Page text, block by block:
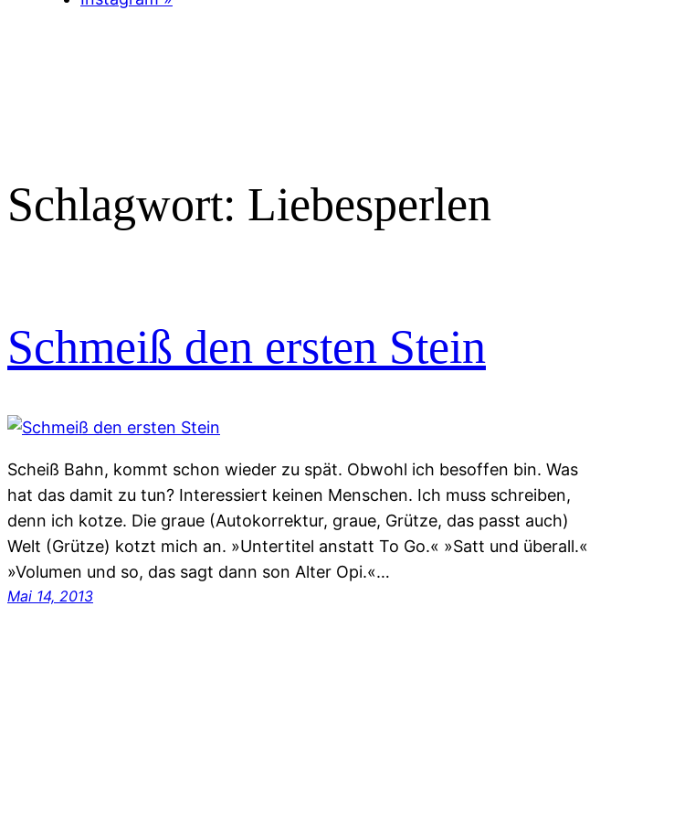
Schlagwort: Liebesperlen
Schmeiß den ersten Stein
Scheiß Bahn, kommt schon wieder zu spät. Obwohl ich besoffen bin. Was
hat das damit zu tun? Interessiert keinen Menschen. Ich muss schreiben,
denn ich kotze. Die graue (Autokorrektur, graue, Grütze, das passt auch)
Welt (Grütze) kotzt mich an. »Untertitel anstatt To Go.« »Satt und überall.«
»Volumen und so, das sagt dann son Alter Opi.«…
Mai 14, 2013